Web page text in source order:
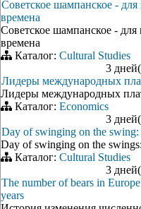
Советское шампанское -
времена
Советское шампанское - для
времена
Каталог: Cultural Studies
3
Лидеры международных
Лидеры международных
Каталог: Economics
3
Day of swinging on the swing:
Day of swinging on the
Каталог: Cultural Studies
3
The number of bears in
years